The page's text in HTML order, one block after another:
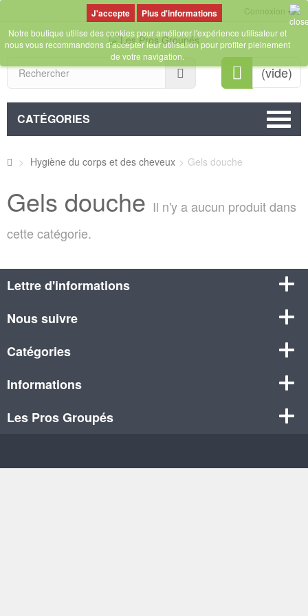
Connexion
Rechercher (vide)
CATÉGORIES
Plus d'informations
Notre boutique utilise des cookies pour améliorer l'expérience utilisateur et
nous vous recommandons d'accepter leur utilisation pour profiter pleinement
de votre navigation.
> Hygiène du corps et des cheveux > Gels douche
Gels douche Il n'y a aucun produit dans
cette catégorie.
Lettre d'informations
Nous suivre
Catégories
Informations
Les Pros Groupés